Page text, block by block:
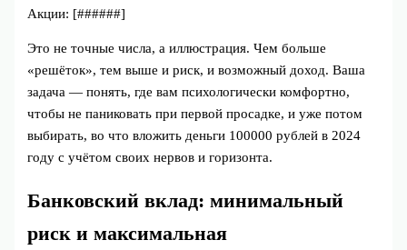
Акции: [######]
Это не точные числа, а иллюстрация. Чем больше
«решёток», тем выше и риск, и возможный доход. Ваша
задача — понять, где вам психологически комфортно,
чтобы не паниковать при первой просадке, и уже потом
выбирать, во что вложить деньги 100000 рублей в 2024
году с учётом своих нервов и горизонта.
Банковский вклад: минимальный
риск и максимальная